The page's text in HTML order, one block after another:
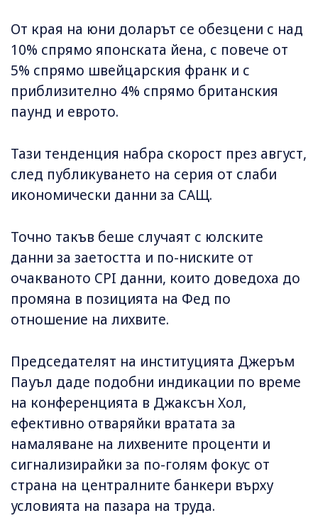
От края на юни доларът се обезцени с над
10% спрямо японската йена, с повече от
5% спрямо швейцарския франк и с
приблизително 4% спрямо британския
паунд и еврото.
Тази тенденция набра скорост през август,
след публикуването на серия от слаби
икономически данни за САЩ.
Точно такъв беше случаят с юлските
данни за заетостта и по-ниските от
очакваното CPI данни, които доведоха до
промяна в позицията на Фед по
отношение на лихвите.
Председателят на институцията Джеръм
Пауъл даде подобни индикации по време
на конференцията в Джаксън Хол,
ефективно отваряйки вратата за
намаляване на лихвените проценти и
сигнализирайки за по-голям фокус от
страна на централните банкери върху
условията на пазара на труда.